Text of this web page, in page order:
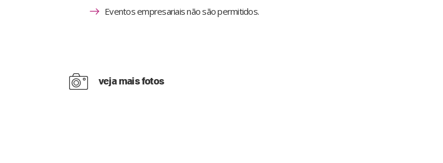
Eventos empresariais não são permitidos.
veja mais fotos